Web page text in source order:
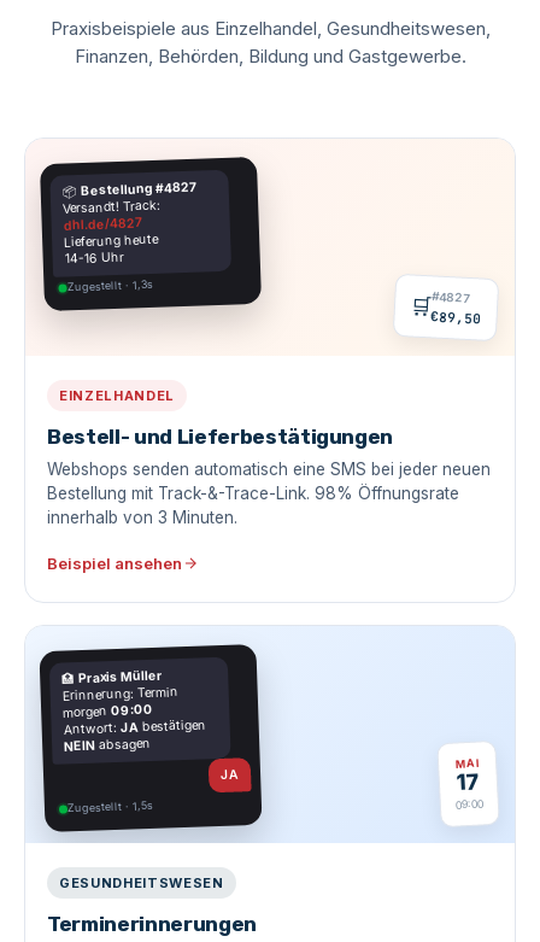
Praxisbeispiele aus Einzelhandel, Gesundheitswesen,
Finanzen, Behörden, Bildung und Gastgewerbe.
📦 Bestellung #4827
Versandt! Track:
dhl.de/4827
Lieferung heute
14-16 Uhr
Zugestellt · 1,3s
🛒#4827
€89,50
EINZELHANDEL
Bestell- und Lieferbestätigungen
Webshops senden automatisch eine SMS bei jeder neuen
Bestellung mit Track-&-Trace-Link. 98% Öffnungsrate
innerhalb von 3 Minuten.
Beispiel ansehen
🏥Praxis Müller
Erinnerung: Termin
morgen09:00
Antwort: JA bestätigen
NEINabsagen
JA
Zugestellt · 1,5s
MAI
17
09:00
GESUNDHEITSWESEN
Terminerinnerungen